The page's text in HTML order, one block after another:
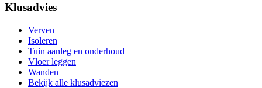
Klusadvies
Verven
Isoleren
Tuin aanleg en onderhoud
Vloer leggen
Wanden
Bekijk alle klusadviezen